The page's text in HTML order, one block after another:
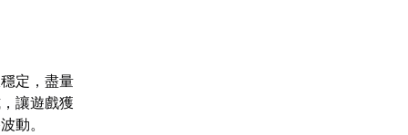
定，盡量
讓遊戲獲
動。